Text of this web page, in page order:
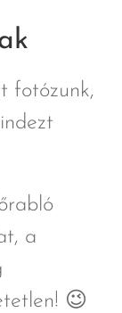
fotózunk,
a
😉